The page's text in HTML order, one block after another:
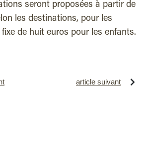
seront proposées à partir de
les destinations, pour les
de huit euros pour les enfants.
article suivant